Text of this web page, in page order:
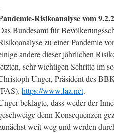
Risikoanalyse vom
Bundesamt für
zu einer Pandemie
andere dieser jährlichen
sehr wichtigen Schritte im
Unger, Präsident des
https://www.faz.net.
beklagte, dass weder der
denn Konsequenzen
weit weg und werden